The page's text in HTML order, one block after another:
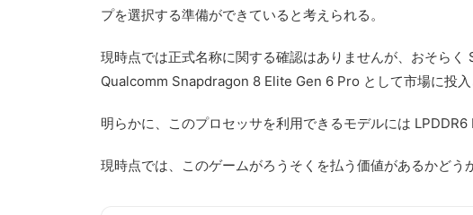
プを選択する準備ができていると考えられる。
現時点では正式名称に関する確認はありませんが、おそら
Qualcomm Snapdragon 8 Elite Gen 6 Pro として市場に投入
明らかに、このプロセッサを利用できるモデルには
現時点では、このゲームがろうそくを払う価値があるかどう